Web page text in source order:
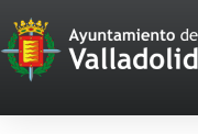
Portal
Web
del